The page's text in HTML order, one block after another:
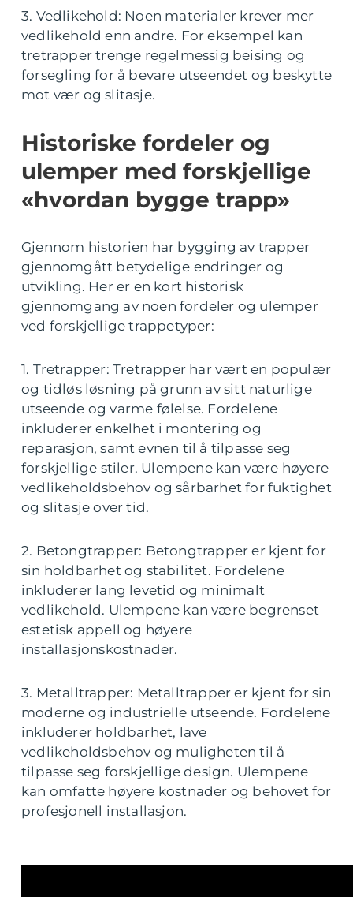
3. Vedlikehold: Noen materialer krever mer
vedlikehold enn andre. For eksempel kan
tretrapper trenge regelmessig beising og
forsegling for å bevare utseendet og beskytte
mot vær og slitasje.
Historiske fordeler og
ulemper med forskjellige
«hvordan bygge trapp»
Gjennom historien har bygging av trapper
gjennomgått betydelige endringer og
utvikling. Her er en kort historisk
gjennomgang av noen fordeler og ulemper
ved forskjellige trappetyper:
1. Tretrapper: Tretrapper har vært en populær
og tidløs løsning på grunn av sitt naturlige
utseende og varme følelse. Fordelene
inkluderer enkelhet i montering og
reparasjon, samt evnen til å tilpasse seg
forskjellige stiler. Ulempene kan være høyere
vedlikeholdsbehov og sårbarhet for fuktighet
og slitasje over tid.
2. Betongtrapper: Betongtrapper er kjent for
sin holdbarhet og stabilitet. Fordelene
inkluderer lang levetid og minimalt
vedlikehold. Ulempene kan være begrenset
estetisk appell og høyere
installasjonskostnader.
3. Metalltrapper: Metalltrapper er kjent for sin
moderne og industrielle utseende. Fordelene
inkluderer holdbarhet, lave
vedlikeholdsbehov og muligheten til å
tilpasse seg forskjellige design. Ulempene
kan omfatte høyere kostnader og behovet for
profesjonell installasjon.